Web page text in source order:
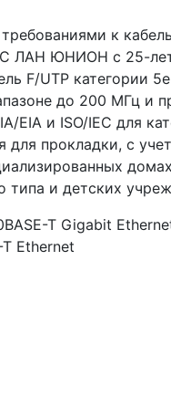
к
ЛАН ЮНИОН с 25-
F/UTP категории
до 200 МГц и
EIA и ISO/IEC для
прокладки, с
типа и детских
T Gigabit
T Ethernet